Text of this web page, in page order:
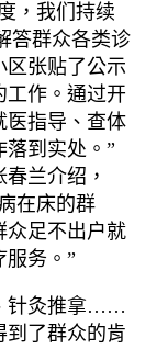
，我们持续
答群众各类诊
区张贴了公示
工作。通过开
医指导、查体
到实处。”
兰介绍，
在床的群
众足不出户就
服务。”
针灸推拿……
到了群众的肯